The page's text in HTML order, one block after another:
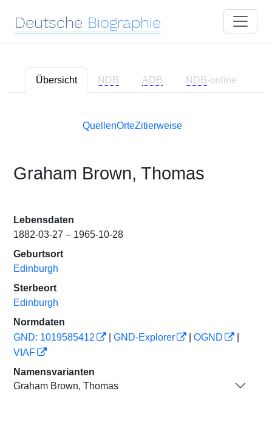
Deutsche Biographie
Übersicht NDB ADB NDB-online
QuellenOrteZitierweise
Graham Brown, Thomas
Lebensdaten
1882-03-27 – 1965-10-28
Geburtsort
Edinburgh
Sterbeort
Edinburgh
Normdaten
GND: 1019585412
GND-Explorer OGND
VIAF
Namensvarianten
Graham Brown, Thomas